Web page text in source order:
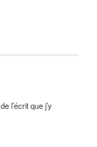
l’écrit que j’y